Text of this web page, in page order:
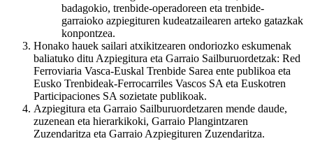
badagokio, trenbide-operadoreen eta trenbide-
garraioko azpiegituren kudeatzailearen arteko gatazkak
konpontzea.
Honako hauek sailari atxikitzearen ondoriozko eskumenak
baliatuko ditu Azpiegitura eta Garraio Sailburuordetzak: Red
Ferroviaria Vasca-Euskal Trenbide Sarea ente publikoa eta
Eusko Trenbideak-Ferrocarriles Vascos SA eta Euskotren
Participaciones SA sozietate publikoak.
Azpiegitura eta Garraio Sailburuordetzaren mende daude,
zuzenean eta hierarkikoki, Garraio Plangintzaren
Zuzendaritza eta Garraio Azpiegituren Zuzendaritza.